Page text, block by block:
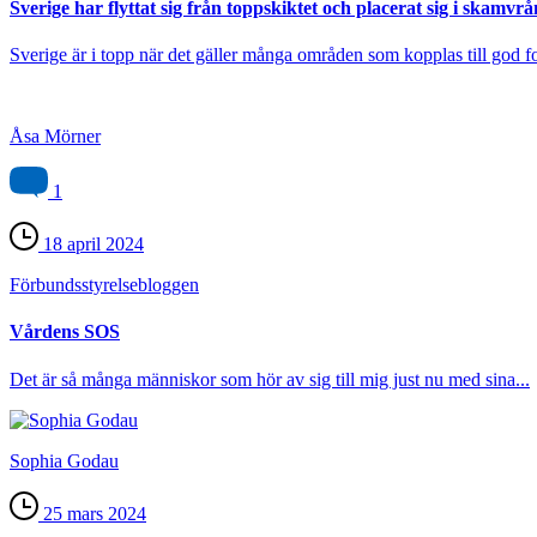
Sverige har flyttat sig från toppskiktet och placerat sig i
Sverige är i topp när det gäller många områden som kopplas till god
Åsa Mörner
1
18 april 2024
Förbundsstyrelse­bloggen
Vårdens SOS
Det är så många människor som hör av sig till mig just nu med sina...
Sophia Godau
25 mars 2024